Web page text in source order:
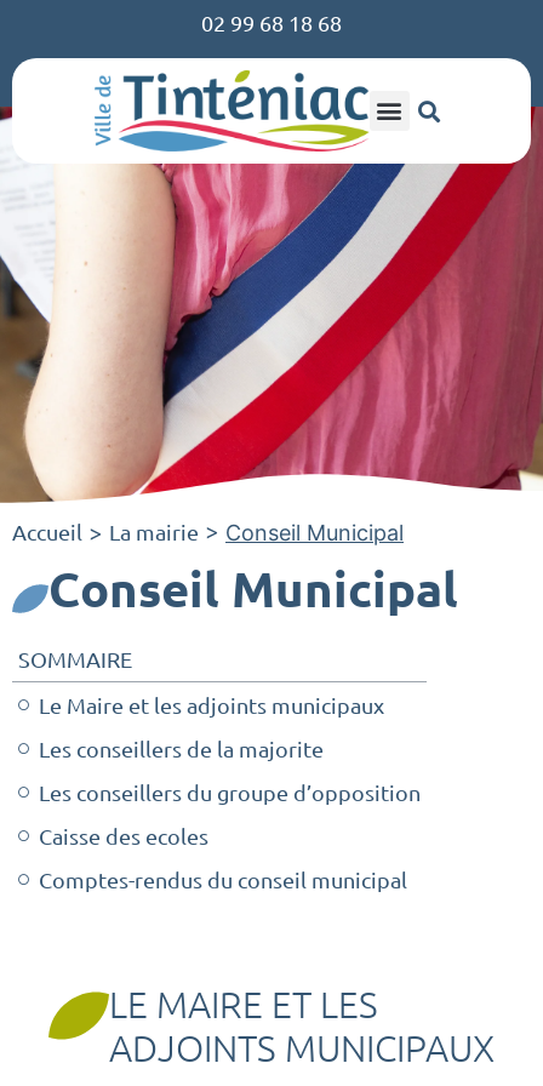
02 99 68 18 68
Accueil > La mairie > Conseil Municipal
Conseil Municipal
SOMMAIRE
Le Maire et les adjoints municipaux
Les conseillers de la majorite
Les conseillers du groupe d’opposition
Caisse des ecoles
Comptes-rendus du conseil municipal
LE MAIRE ET LES
ADJOINTS MUNICIPAUX